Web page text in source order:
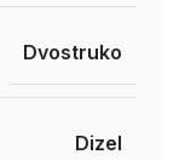
Dvostruko
Dizel